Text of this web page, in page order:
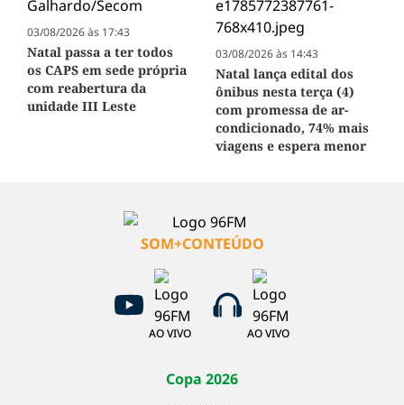
03/08/2026 às 17:43
Natal passa a ter todos
os CAPS em sede própria
com reabertura da
unidade III Leste
03/08/2026 às 14:43
Natal lança edital dos
ônibus nesta terça (4)
com promessa de ar-
condicionado, 74% mais
viagens e espera menor
SOM+CONTEÚDO
AO VIVO AO VIVO
Copa 2026